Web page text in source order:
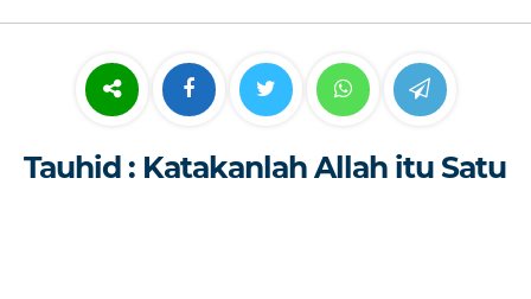
Tauhid : Katakanlah Allah itu Satu